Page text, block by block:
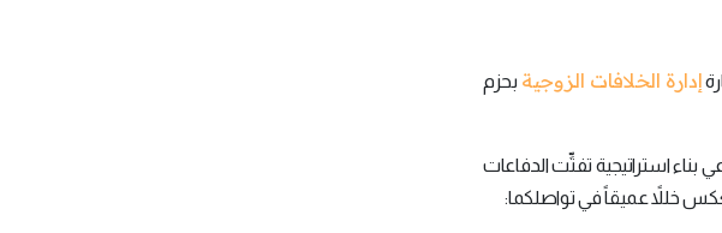
إدارة الخلافات الزوجية بحزم
استراتيجية تفتِّت الدفاعات
تعكس خللاً عميقاً في تواصلكما: